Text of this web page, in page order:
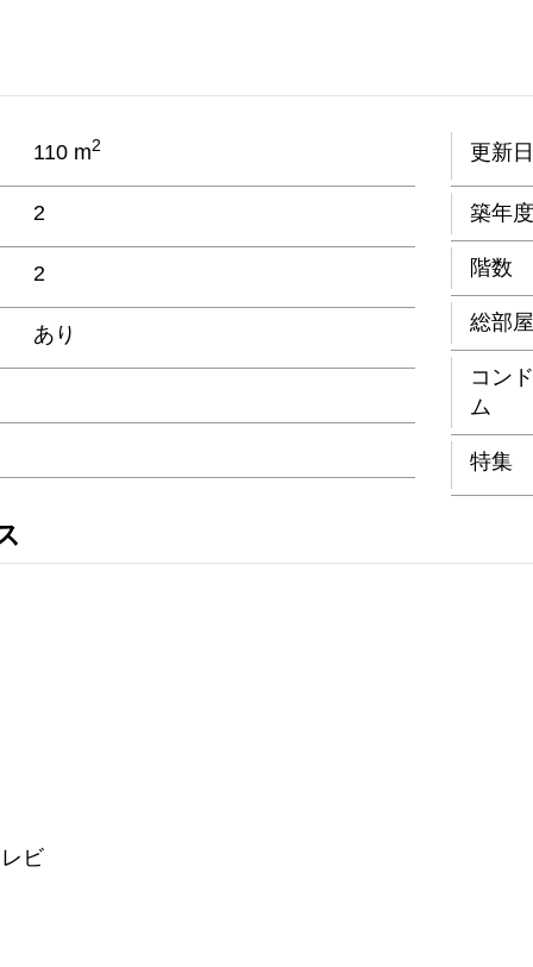
110 m2
2
2
あり
更新日
築年度
階数
総部
コン
ム
特集
ビ